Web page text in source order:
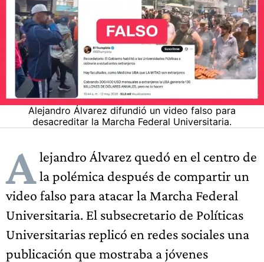
Alejandro Álvarez difundió un video falso para
desacreditar la Marcha Federal Universitaria.
A lejandro Álvarez quedó en el centro de
la polémica después de compartir un
video falso para atacar la Marcha Federal
Universitaria. El subsecretario de Políticas
Universitarias replicó en redes sociales una
publicación que mostraba a jóvenes